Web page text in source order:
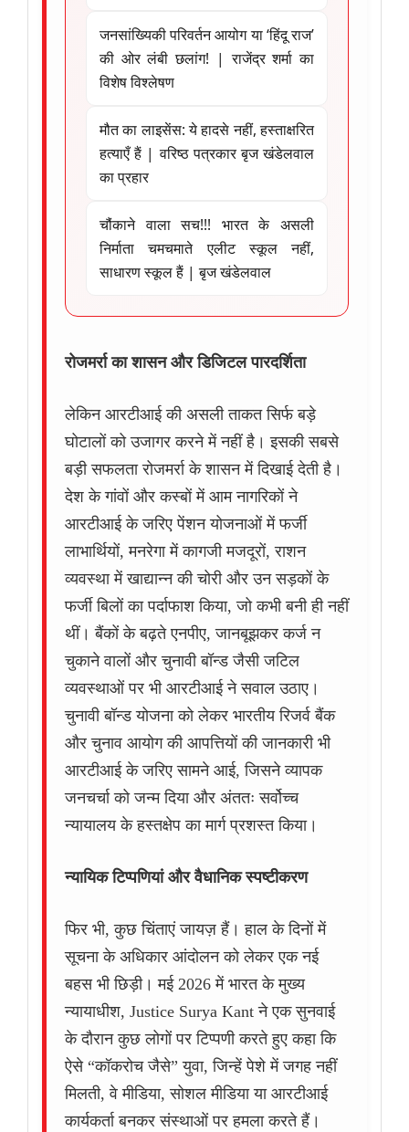
जनसांख्यिकी परिवर्तन आयोग या ‘हिंदू राज’
की ओर लंबी छलांग! | राजेंद्र शर्मा का
विशेष विश्लेषण
मौत का लाइसेंस: ये हादसे नहीं, हस्ताक्षरित
हत्याएँ हैं | वरिष्ठ पत्रकार बृज खंडेलवाल
का प्रहार
चौंकाने वाला सच!!! भारत के असली
निर्माता चमचमाते एलीट स्कूल नहीं,
साधारण स्कूल हैं | बृज खंडेलवाल
रोजमर्रा का शासन और डिजिटल पारदर्शिता
लेकिन आरटीआई की असली ताकत सिर्फ बड़े
घोटालों को उजागर करने में नहीं है। इसकी सबसे
बड़ी सफलता रोजमर्रा के शासन में दिखाई देती है।
देश के गांवों और कस्बों में आम नागरिकों ने
आरटीआई के जरिए पेंशन योजनाओं में फर्जी
लाभार्थियों, मनरेगा में कागजी मजदूरों, राशन
व्यवस्था में खाद्यान्न की चोरी और उन सड़कों के
फर्जी बिलों का पर्दाफाश किया, जो कभी बनी ही नहीं
थीं। बैंकों के बढ़ते एनपीए, जानबूझकर कर्ज न
चुकाने वालों और चुनावी बॉन्ड जैसी जटिल
व्यवस्थाओं पर भी आरटीआई ने सवाल उठाए।
चुनावी बॉन्ड योजना को लेकर भारतीय रिजर्व बैंक
और चुनाव आयोग की आपत्तियों की जानकारी भी
आरटीआई के जरिए सामने आई, जिसने व्यापक
जनचर्चा को जन्म दिया और अंततः सर्वोच्च
न्यायालय के हस्तक्षेप का मार्ग प्रशस्त किया।
न्यायिक टिप्पणियां और वैधानिक स्पष्टीकरण
फिर भी, कुछ चिंताएं जायज़ हैं। हाल के दिनों में
सूचना के अधिकार आंदोलन को लेकर एक नई
बहस भी छिड़ी। मई 2026 में भारत के मुख्य
न्यायाधीश, Justice Surya Kant ने एक सुनवाई
के दौरान कुछ लोगों पर टिप्पणी करते हुए कहा कि
ऐसे “कॉकरोच जैसे” युवा, जिन्हें पेशे में जगह नहीं
मिलती, वे मीडिया, सोशल मीडिया या आरटीआई
कार्यकर्ता बनकर संस्थाओं पर हमला करते हैं।